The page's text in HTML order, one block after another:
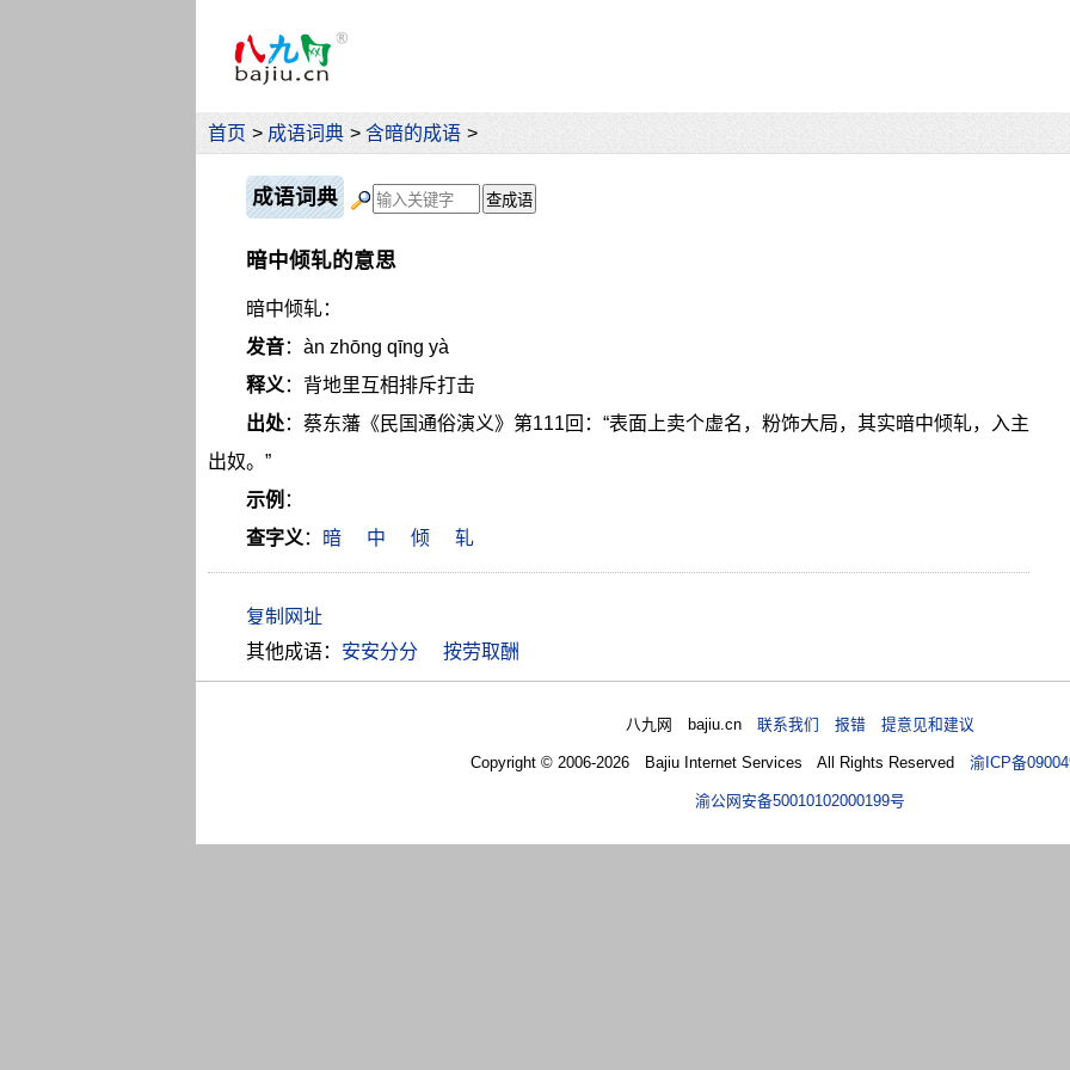
首页 > 成语词典 > 含暗的成语 >
成语词典
暗中倾轧的意思
暗中倾轧：
发音：àn zhōng qīng yà
释义 ：背地里互相排斥打击
出处：蔡东藩《民国通俗演义》第111回：“表面上卖个虚名，粉饰大局，其实暗中倾轧，入主
出奴。”
示例 ：
查字义 ： 暗 中 倾 轧
其他成语： 安安分分 按劳取酬
八九网 bajiu.cn联系我们 报错 提意见和建议
Copyright © 2006-2026 Bajiu Internet Services All Rights Reserved 渝ICP备
渝公网安备50010102000199号